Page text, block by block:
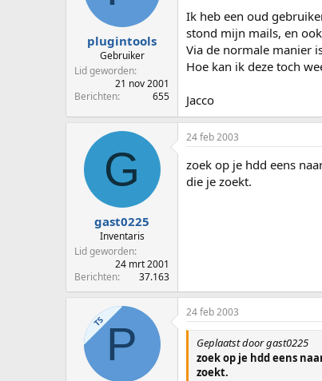
r
e
u
plugintools
Gebruiker
Lid geworden
21 nov 2001
Berichten
655
Ik heb een oud
stond mijn mails, en
Via de normale manier
Hoe kan ik deze toch
Jacco
G
gast0225
Inventaris
Lid geworden
24 mrt 2001
Berichten
37.163
24 feb 2003
zoek op je hdd eens
die je zoekt.
TS P
24 feb 2003
Geplaatst door gast0225
zoek op je hdd eens
zoekt.